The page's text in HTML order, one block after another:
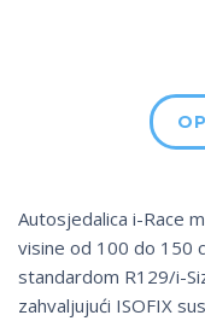
Autosjedalica i-Race
visine od 100 do 150
standardom R129/i-
zahvaljujući ISOFIX